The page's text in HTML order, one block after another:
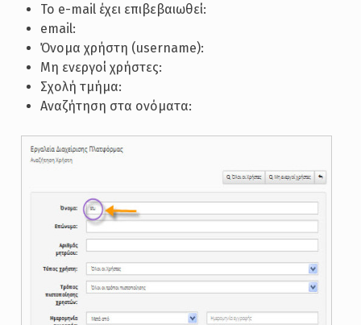
Το e-mail έχει επιβεβαιωθεί:
email:
Όνομα χρήστη (username):
Μη ενεργοί χρήστες:
Σχολή τμήμα:
Αναζήτηση στα ονόματα: